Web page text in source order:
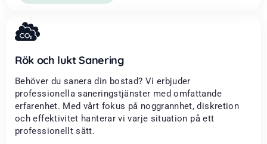
Rök och lukt Sanering
Behöver du sanera din bostad? Vi erbjuder
professionella saneringstjänster med omfattande
erfarenhet. Med vårt fokus på noggrannhet, diskretion
och effektivitet hanterar vi varje situation på ett
professionellt sätt.